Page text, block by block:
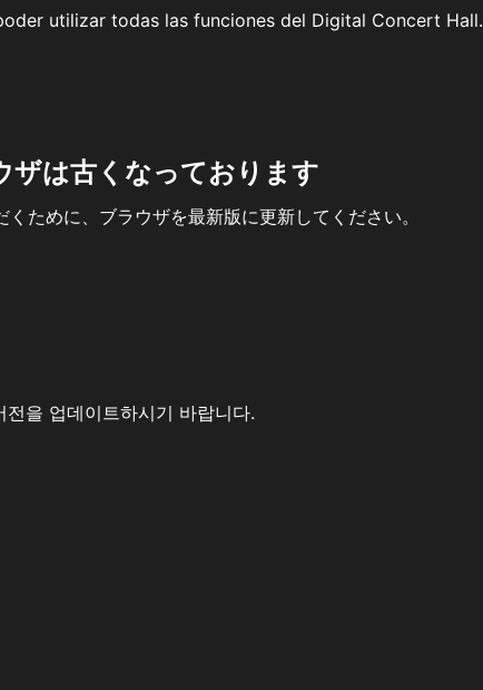
utilizar todas las funciones del Digital Concert Hall.
ザは古くなっております
ために、ブラウザを最新版に更新してください。
을 업데이트하시기 바랍니다.